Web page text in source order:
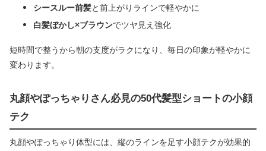
シースルー前髪と前上がりラインで軽やかに
白髪ぼかし×ブラウンでツヤ見え強化
短時間で整うから朝の支度がラクになり、毎日の印象が軽やかに
変わります。
丸顔やぽっちゃりさん必見の50代髪型ショートの小顔
テク
丸顔やぽっちゃり体型には、縦のラインを足す小顔テクが効果的